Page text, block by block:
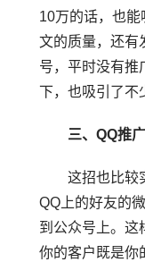
10万的话，也
文的质量，还有
号，平时没有推
下，也吸引了不
三、QQ推广
这招也比较实
QQ上的好友的
到公众号上。这
你的客户既是你